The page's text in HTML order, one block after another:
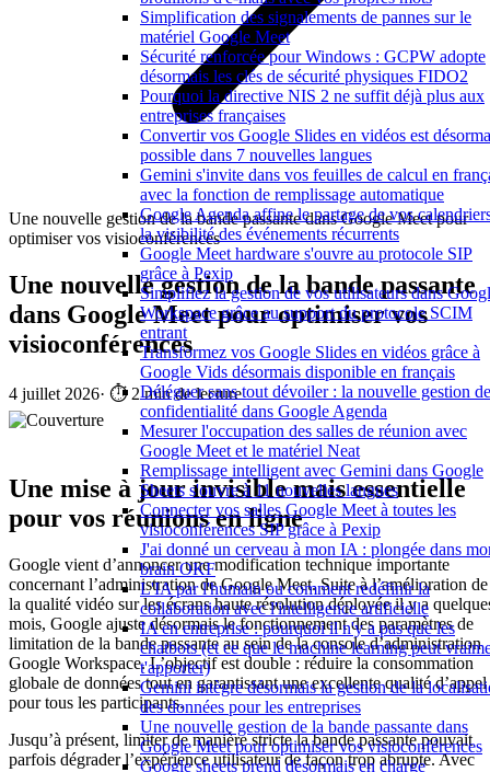
Simplification des signalements de pannes sur le
matériel Google Meet
Sécurité renforcée pour Windows : GCPW adopte
désormais les clés de sécurité physiques FIDO2
Pourquoi la directive NIS 2 ne suffit déjà plus aux
entreprises françaises
Convertir vos Google Slides en vidéos est
possible dans 7 nouvelles langues
Gemini s'invite dans vos feuilles de calcul en
avec la fonction de remplissage automatique
Google Agenda affine le partage de vos
la visibilité des événements récurrents
Google Meet hardware s'ouvre au protocole SIP
grâce à Pexip
Simplifiez la gestion de vos utilisateurs dans
Workspace grâce au support du protocole SCIM
entrant
Transformez vos Google Slides en vidéos grâce à
Google Vids désormais disponible en français
Déléguer sans tout dévoiler : la nouvelle gestion
confidentialité dans Google Agenda
Mesurer l'occupation des salles de réunion avec
Google Meet et le matériel Neat
Remplissage intelligent avec Gemini dans Google
Sheets s'ouvre à 11 nouvelles langues
Connecter vos salles Google Meet à toutes les
visioconférences SIP grâce à Pexip
J'ai donné un cerveau à mon IA : plongée dans
brain OKF
L'IA par l'humain ou comment redéfinir la
collaboration avec l'intelligence artificielle
IA en entreprise : pourquoi il n'y a pas que les
chatbots (et ce que le machine learning peut
t'apporter)
Gemini intègre désormais la gestion de la
des données pour les entreprises
Une nouvelle gestion de la bande passante dans
Google Meet pour optimiser vos visioconférences
Google sheets prend désormais en charge
Une nouvelle gestion de la bande passante dans Google Meet pour
optimiser vos visioconférences
Une nouvelle gestion de la bande passante
dans Google Meet pour optimiser vos
visioconférences
4 juillet 2026· ⏱️ 2 min de lecture
Une mise à jour invisible mais essentielle
pour vos réunions en ligne
Google vient d’annoncer une modification technique importante
concernant l’administration de Google Meet. Suite à l’amélioration de
la qualité vidéo sur les écrans haute résolution déployée il y a
mois, Google ajuste désormais le fonctionnement des paramètres de
limitation de la bande passante au sein de la console d’administration
Google Workspace. L’objectif est double : réduire la consommation
globale de données tout en garantissant une excellente qualité d’appel
pour tous les participants.
Jusqu’à présent, limiter de manière stricte la bande passante pouvait
parfois dégrader l’expérience utilisateur de façon trop abrupte. Avec